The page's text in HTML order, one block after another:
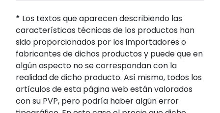
* Los textos que aparecen describiendo las
características técnicas de los productos han
sido proporcionados por los importadores o
fabricantes de dichos productos y puede que en
algún aspecto no se correspondan con la
realidad de dicho producto. Así mismo, todos los
artículos de esta página web están valorados
con su PVP, pero podría haber algún error